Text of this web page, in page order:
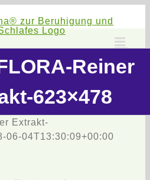
Reiner
623×478
Extrakt-
06-04T13:30:09+00:00